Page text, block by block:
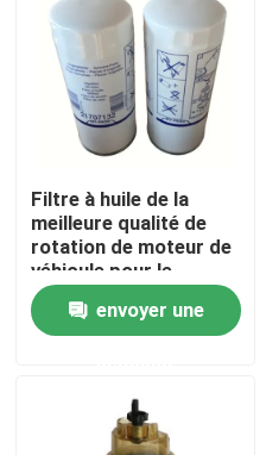
Maison
Filtre à huile de la
meilleure qualité de
rotation de moteur de
véhicule pour le
caoutchouc, camions
de Sandvik,
description de produit
envoyer une